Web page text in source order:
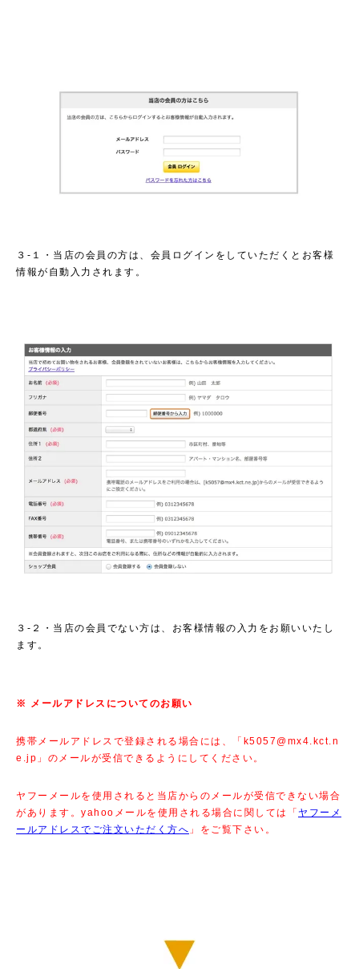
３-１・当店の会員の方は、会員ログインをしていただくとお客様
情報が自動入力されます。
３-２・当店の会員でない方は、お客様情報の入力をお願いいたし
ます。
※ メールアドレスについてのお願い
携帯メールアドレスで登録される場合には、「k5057@mx4.kct.n
e.jp」のメールが受信できるようにしてください。
ヤフーメールを使用されると当店からのメールが受信できない場合
があります。yahooメールを使用される場合に関しては「 ヤフーメ
ールアドレスでご注文いただく方へ 」をご覧下さい。